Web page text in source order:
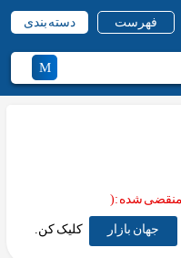
فهرست دسته بندی
منقضی شده :(
جهان بازار کلیک کن.